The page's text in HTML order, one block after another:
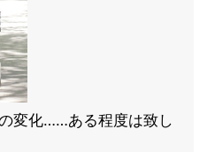
変化……ある程度は致し